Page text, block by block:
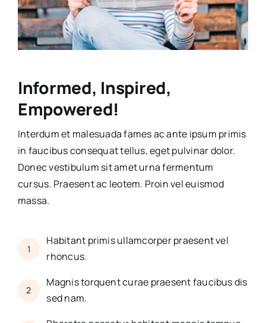
Informed, Inspired,
Empowered!
Interdum et malesuada fames ac ante ipsum primis
in faucibus consequat tellus, eget pulvinar dolor.
Donec vestibulum sit amet urna fermentum
cursus. Praesent ac leotem. Proin vel euismod
massa.
1
Habitant primis ullamcorper praesent vel
rhoncus.
2
Magnis torquent curae praesent faucibus dis
sed nam.